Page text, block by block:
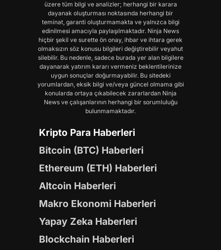
üzere tüm bilgi ve analizler; herhangi bir karara
dayanak oluşturması noktasında herhangi bir
teminat, garanti oluşturmamakta ve yalnızca bilgi
edinilmesi amacıyla paylaşılmaktadır. Ninja News
hiçbir şekil ve surette ön onay, ihbar ve ihtara gerek
olmaksızın söz konusu bilgileri değiştirebilir veyahut
silebilir. Bu nedenle, sadece burada yer alan bilgilere
dayanarak yatırım kararı vermeniz beklentilerinize
uygun sonuçlar doğurmayabilir. Bu sitedeki
yorumlardan, eksik bilgi ve/veya güncel olmama gibi
konularda ortaya çıkabilecek zararlardan Ninja
News ve çalışanlarının herhangi bir sorumluluğu
bulunmamaktadır.
Kripto Para Haberleri
Bitcoin (BTC) Haberleri
Ethereum (ETH) Haberleri
Altcoin Haberleri
Makro Ekonomi Haberleri
Yapay Zeka Haberleri
Blockchain Haberleri